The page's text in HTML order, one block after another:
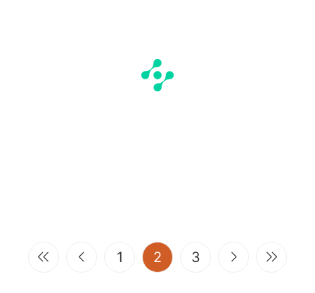
1 2 (current)
3